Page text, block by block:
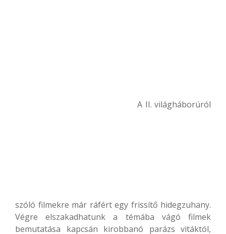
A II. világháborúról
szóló filmekre már ráfért egy frissítő hidegzuhany.
Végre elszakadhatunk a témába vágó filmek
bemutatása kapcsán kirobbanó parázs vitáktól,